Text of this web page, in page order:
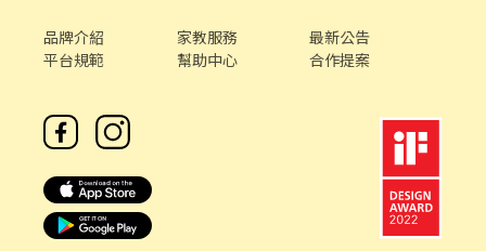
品牌介紹 家教服務
最新公告
平台規範
幫助中心 合作提案